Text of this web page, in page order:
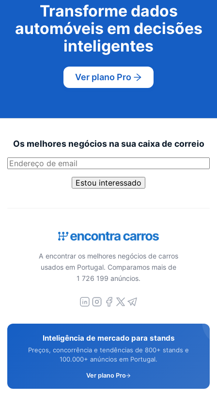
Transforme dados
automóveis em decisões
inteligentes
Ver plano Pro
Os melhores negócios na sua caixa de correio
Estou interessado
A encontrar os melhores negócios de carros
usados em Portugal. Comparamos mais de
1 726 199 anúncios.
Inteligência de mercado para stands
Preços, concorrência e tendências de 800+ stands e
100.000+ anúncios em Portugal.
Ver plano Pro